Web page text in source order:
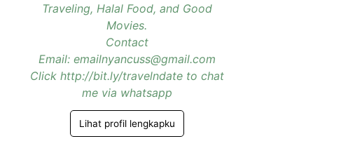
Traveling, Halal Food, and Good
Movies.
Contact
Email: emailnyancuss@gmail.com
Click http://bit.ly/travelndate to chat
me via whatsapp
Lihat profil lengkapku